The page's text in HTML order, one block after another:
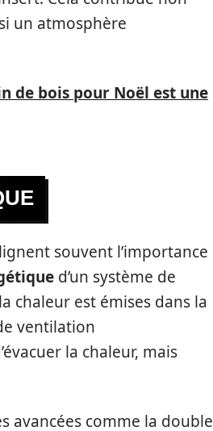
un atmosphère
de bois pour Noël est une
souvent l’importance
d’un système de
chaleur est émises dans la
ventilation
la chaleur, mais
avancées comme la double